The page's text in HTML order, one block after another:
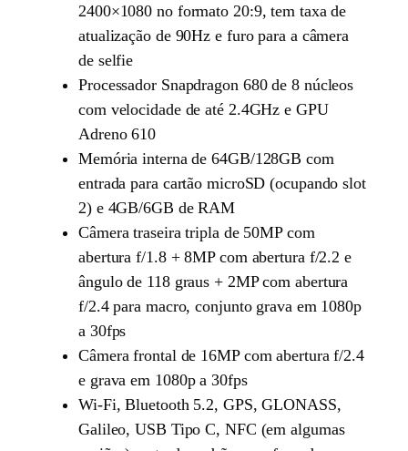
2400×1080 no formato 20:9, tem taxa de
atualização de 90Hz e furo para a câmera
de selfie
Processador Snapdragon 680 de 8 núcleos
com velocidade de até 2.4GHz e GPU
Adreno 610
Memória interna de 64GB/128GB com
entrada para cartão microSD (ocupando slot
2) e 4GB/6GB de RAM
Câmera traseira tripla de 50MP com
abertura f/1.8 + 8MP com abertura f/2.2 e
ângulo de 118 graus + 2MP com abertura
f/2.4 para macro, conjunto grava em 1080p
a 30fps
Câmera frontal de 16MP com abertura f/2.4
e grava em 1080p a 30fps
Wi-Fi, Bluetooth 5.2, GPS, GLONASS,
Galileo, USB Tipo C, NFC (em algumas